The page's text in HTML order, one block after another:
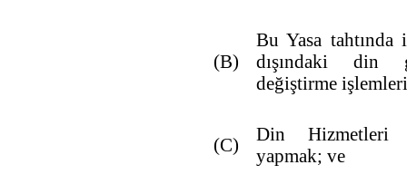
(B)
Bu Yasa tahtında
dışındaki din
değiştirme
(C)
Din Hizmetleri
yapmak; ve